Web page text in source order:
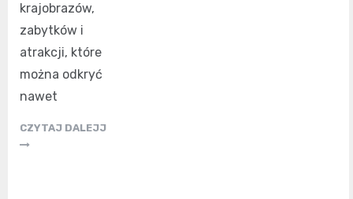
krajobrazów,
zabytków i
atrakcji, które
można odkryć
nawet
CZYTAJ DALEJJ